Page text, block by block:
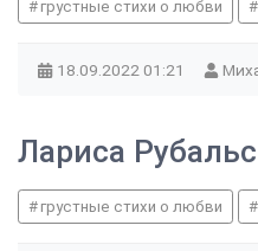
грустные стихи о любви
18.09.2022 01:21
Лариса
грустные стихи о любви